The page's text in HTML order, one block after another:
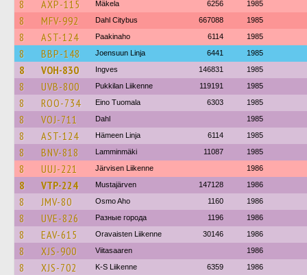
8 AXP-115 Mäkela 6256 1985
8 MFV-992 Dahl Citybus 667088 1985
8 AST-124 Paakinaho 6114 1985
8 BBP-148 Joensuun Linja 6441 1985
8 VOH-830 Ingves 146831 1985
8 UVB-800 Pukkilan Liikenne 119191 1985
8 ROO-734 Eino Tuomala 6303 1985
8 VOJ-711 Dahl 1985
8 AST-124 Hämeen Linja 6114 1985
8 BNV-818 Lamminmäki 11087 1985
8 UUJ-221 Järvisen Liikenne 1986
8 VTP-224 Mustajärven 147128 1986
8 JMV-80 Osmo Aho 1160 1986
8 UVE-826 Разные города 1196 1986
8 EAV-615 Oravaisten Liikenne 30146 1986
8 XJS-900 Viitasaaren 1986
8 XJS-702 K-S Liikenne 6359 1986